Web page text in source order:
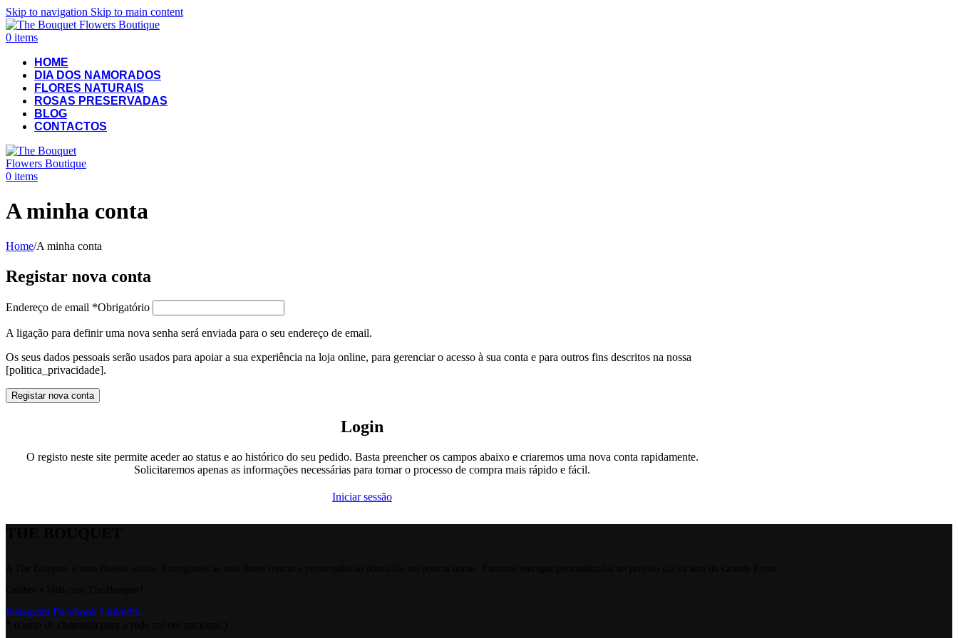
Skip to navigation Skip to main content
0 items
HOME
DIA DOS NAMORADOS
FLORES NATURAIS
ROSAS PRESERVADAS
BLOG
CONTACTOS
0 items
A minha conta
Home/A minha conta
Registar nova conta
Endereço de email *Obrigatório
A ligação para definir uma nova senha será enviada para o seu endereço de email.
Os seus dados pessoais serão usados ​​para apoiar a sua experiência na loja online, para gerenciar o acesso à sua conta e para outros fins descritos na nossa
[politica_privacidade].
Registar nova conta
Login
O registo neste site permite aceder ao status e ao histórico do seu pedido. Basta preencher os campos abaixo e criaremos uma nova conta rapidamente.
Solicitaremos apenas as informações necessárias para tornar o processo de compra mais rápido e fácil.
Iniciar sessão
Instagram Facebook Linkedin